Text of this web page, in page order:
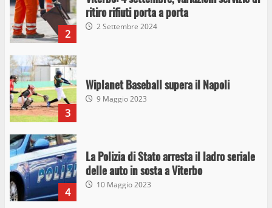
3
Wiplanet Baseball supera il Napoli
9 Maggio 2023
4
La Polizia di Stato arresta il ladro seriale
delle auto in sosta a Viterbo
10 Maggio 2023
5
Prorogata la mostra dei bozzetti di
Michelangelo Buonarroti ospitata al
Museo dei Portici
19 Gennaio 2023